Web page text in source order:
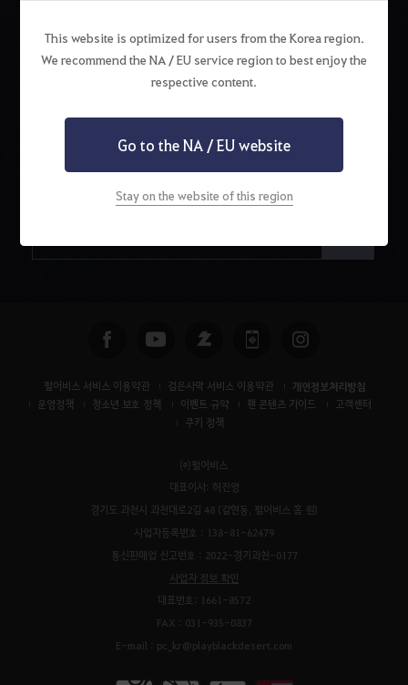
This website is optimized for users from the Korea region.
We recommend the NA / EU service region to best enjoy the
respective content.
Go to the NA / EU website
Stay on the website of this region
펄어비스 서비스 이용약관 검은사막 서비스 이용약관 개인정보처리방침
운영정책 청소년 보호 정책 이벤트 규약 팬 콘텐츠 가이드
고객센터
쿠키 정책
㈜펄어비스
대표이사: 허진영
경기도 과천시 과천대로2길 48 (갈현동, 펄어비스 홈 원)
사업자등록번호 : 138-81-62479
통신판매업 신고번호 : 2022-경기과천-0177
사업자 정보 확인
대표번호: 1661-8572
FAX : 031-935-0837
E-mail : pc_kr@playblackdesert.com